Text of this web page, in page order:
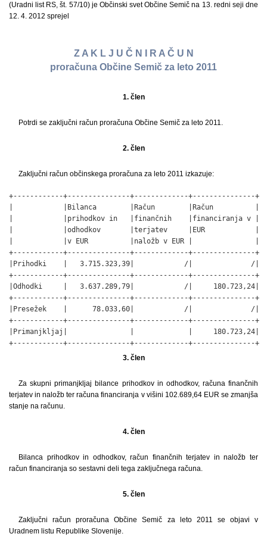
(Uradni list RS, št. 57/10) je Občinski svet Občine Semič na 13. redni seji dne
12. 4. 2012 sprejel
Z A K L J U Č N I R A Č U N
proračuna Občine Semič za leto 2011
1. člen
Potrdi se zaključni račun proračuna Občine Semič za leto 2011.
2. člen
Zaključni račun občinskega proračuna za leto 2011 izkazuje:
+------------+---------------+-------------+---------------+
|            |Bilanca        |Račun        |Račun          |
|            |prihodkov in   |finančnih    |financiranja v |
|            |odhodkov       |terjatev     |EUR            |
|            |v EUR          |naložb v EUR |               |
+------------+---------------+-------------+---------------+
|Prihodki    |   3.715.323,39|            /|              /|
+------------+---------------+-------------+---------------+
|Odhodki     |   3.637.289,79|            /|     180.723,24|
+------------+---------------+-------------+---------------+
|Presežek    |      78.033,60|            /|              /|
+------------+---------------+-------------+---------------+
|Primanjkljaj|               |             |     180.723,24|
+------------+---------------+-------------+---------------+
3. člen
Za skupni primanjkljaj bilance prihodkov in odhodkov, računa finančnih
terjatev in naložb ter računa financiranja v višini 102.689,64 EUR se zmanjša
stanje na računu.
4. člen
Bilanca prihodkov in odhodkov, račun finančnih terjatev in naložb ter
račun financiranja so sestavni deli tega zaključnega računa.
5. člen
Zaključni račun proračuna Občine Semič za leto 2011 se objavi v
Uradnem listu Republike Slovenije.